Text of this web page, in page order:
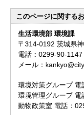
このページに関する
生活環境部 環境課
〒314-0192 茨城県
電話：0299-90-
メール：
環境対策グループ
環境管理グループ
動物政策室 電話：